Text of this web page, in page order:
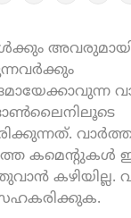
കമെന്റുകൾ
കഴിയില്ല.